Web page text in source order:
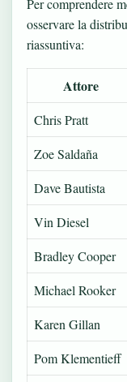
Per comprendere
osservare la
riassuntiva:
Attore
Chris Pratt
Zoe Saldaña
Dave Bautista
Vin Diesel
Bradley Cooper
Michael Rooker
Karen Gillan
Pom Klementieff